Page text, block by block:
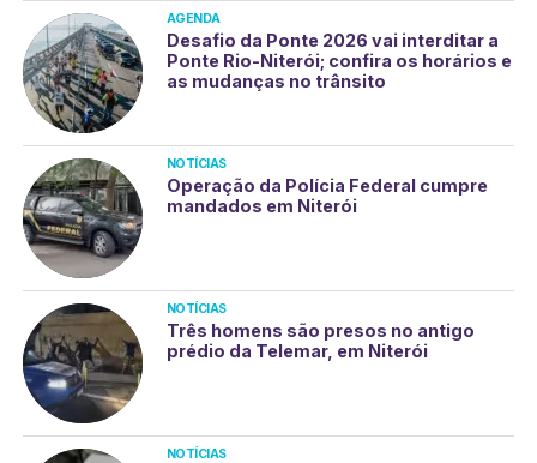
AGENDA
Desafio da Ponte 2026 vai interditar a
Ponte Rio-Niterói; confira os horários e
as mudanças no trânsito
NOTÍCIAS
Operação da Polícia Federal cumpre
mandados em Niterói
NOTÍCIAS
Três homens são presos no antigo
prédio da Telemar, em Niterói
NOTÍCIAS